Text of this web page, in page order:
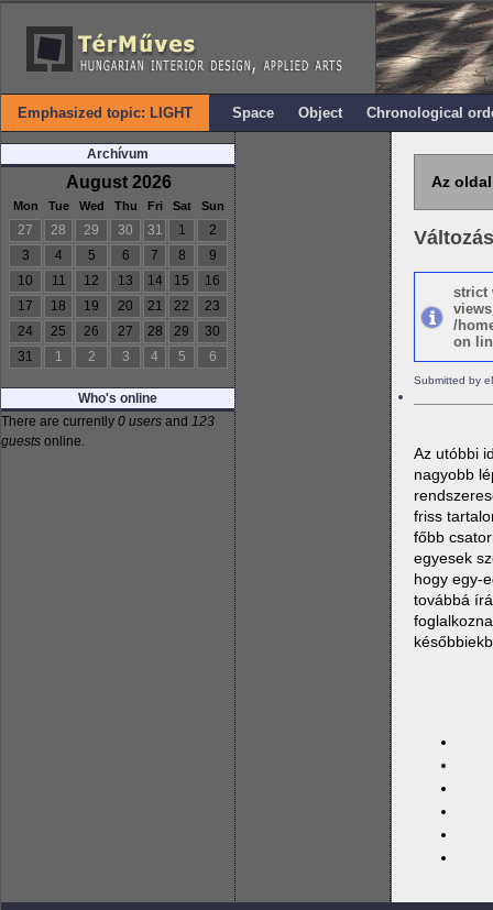
Emphasized topic: LIGHT Space Object Chronological
Archívum
August 2026
Mon Tue Wed Thu Fri Sat Sun
27 28 29 30 31 1
2
3
4 5 6 7 8
9
10
11 12 13 14 15
16
17
18 19 20 21 22
23
24
25 26 27 28 29
30
31
1 2 3 4 5 6
Who's online
There are currently 0 users and 123
guests online.
Az
strict
/
on
Submitted by
Az utóbbi
nagyobb
friss
főbb
egyesek
hogy egy-
továbbá